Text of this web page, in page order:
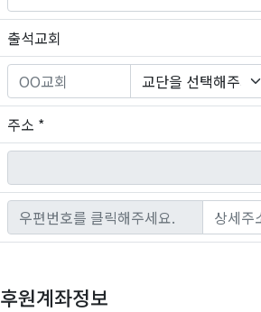
출석교회
주소 *
후원계좌정보